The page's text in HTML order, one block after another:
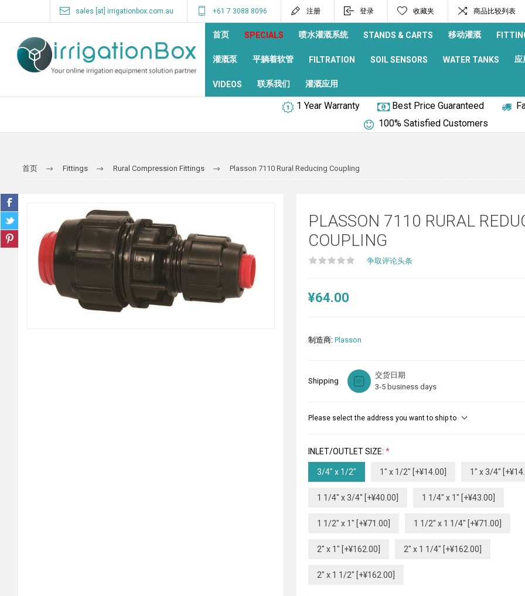
sales [at] irrigationbox.com.au +61 7 3088 8096 注册 登录 收藏夹 商品比较列表
首页 SPECIALS 喷水灌溉系统 STANDS & CARTS 移动灌溉
灌溉泵 平躺着软管 FILTRATION SOIL SENSORS WATER TANKS 应
VIDEOS 联系我们 灌溉应用
1 Year Warranty Best Price Guaranteed
100% Satisfied Customers
首页 Fittings Rural Compression Fittings Plasson 7110 Rural Reducing Coupling
PLASSON 7110 RURAL
COUPLING
争取评论头条
¥64.00
制造商: Plasson
Shipping
交货日期
3-5 business days
Please select the address you want to ship to
INLET/OUTLET SIZE: *
3/4" x 1/2" 1" x 1/2" [+¥14.00] 1" x 3/4"
1 1/4" x 3/4" [+¥40.00] 1 1/4" x 1" [+¥43.00]
1 1/2" x 1" [+¥71.00] 1 1/2" x 1 1/4" [+¥71.00]
2" x 1" [+¥162.00] 2" x 1 1/4" [+¥162.00]
2" x 1 1/2" [+¥162.00]